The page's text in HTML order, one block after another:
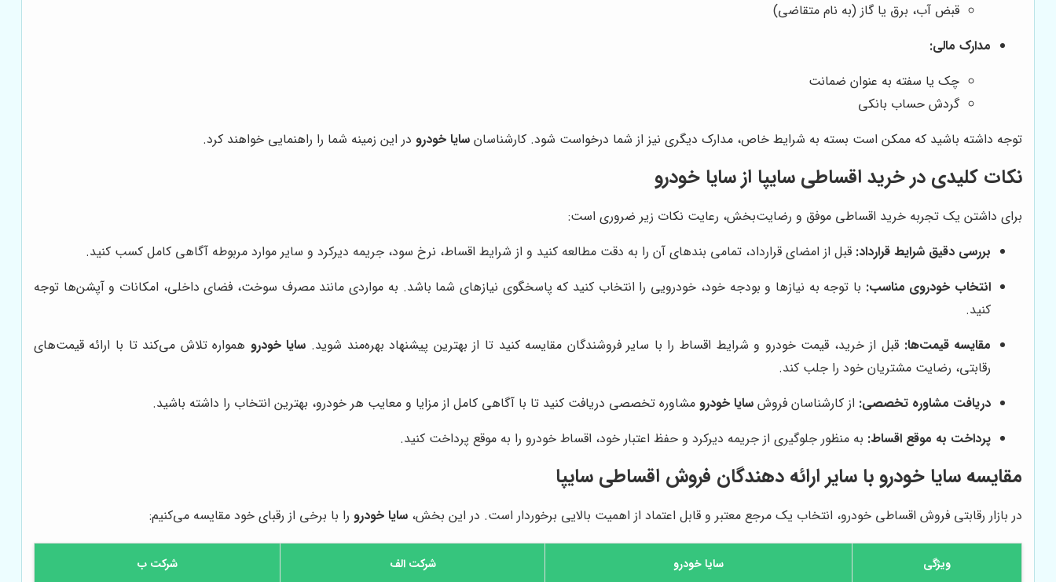
قبض آب، برق یا گاز (به نام متقاضی)
مدارک مالی:
چک یا سفته به عنوان ضمانت
گردش حساب بانکی
توجه داشته باشید که ممکن است بسته به شرایط خاص، مدارک دیگری نیز از شما درخواست شود. کارشناسان سایا خودرودر این زمینه شما را راهنمایی خواهند کرد.
نکات کلیدی در خرید اقساطی سایپا از سایا خودرو
برای داشتن یک تجربه خرید اقساطی موفق و رضایت‌بخش، رعایت نکات زیر ضروری است:
بررسی دقیق شرایط قرارداد: قبل از امضای قرارداد، تمامی بندهای آن را به دقت مطالعه کنید و از شرایط اقساط، نرخ سود، جریمه دیرکرد و سایر موارد مربوطه آگاهی کامل کسب کنید.
انتخاب خودروی مناسب: با توجه به نیازها و بودجه خود، خودرویی را انتخاب کنید که پاسخگوی نیازهای شما باشد. به مواردی مانند مصرف سوخت، فضای داخلی، امکانات و آپشن‌ها توجه
کنید.
مقایسه قیمت‌ها: قبل از خرید، قیمت خودرو و شرایط اقساط را با سایر فروشندگان مقایسه کنید تا از بهترین پیشنهاد بهره‌مند شوید. سایا خودرو همواره تلاش می‌کند تا با ارائه قیمت‌های
رقابتی، رضایت مشتریان خود را جلب کند.
دریافت مشاوره تخصصی: از کارشناسان فروش سایا خودرومشاوره تخصصی دریافت کنید تا با آگاهی کامل از مزایا و معایب هر خودرو، بهترین انتخاب را داشته باشید.
پرداخت به موقع اقساط: به منظور جلوگیری از جریمه دیرکرد و حفظ اعتبار خود، اقساط خودرو را به موقع پرداخت کنید.
مقایسه سایا خودرو با سایر ارائه دهندگان فروش اقساطی سایپا
در بازار رقابتی فروش اقساطی خودرو، انتخاب یک مرجع معتبر و قابل اعتماد از اهمیت بالایی برخوردار است. در این بخش، سایا خودرورا با برخی از رقبای خود مقایسه می‌کنیم:
ویژگی سایا خودرو شرکت الف شرکت ب